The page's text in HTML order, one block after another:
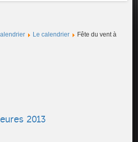
Le calendrier
Fête du vent à
2013